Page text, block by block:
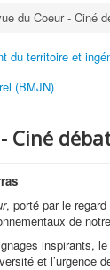
du Coeur - Ciné
du territoire et
(BMJN)
Ciné
, porté par le
de
inspirants,
et l’urgence